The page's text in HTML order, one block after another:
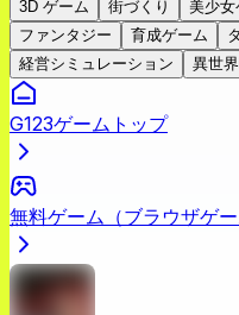
3D ゲーム
街づくり 美少女
ファンタジー
育成ゲーム
経営シミュレーション
異世
G123ゲームトップ
無料ゲーム（ブラウザゲ